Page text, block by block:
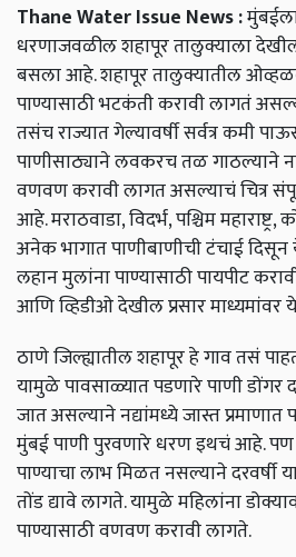
Thane Water Issue News :
धरणाजवळील शहापूर तालुक्याला
बसला आहे. शहापूर तालुक्यातील
पाण्यासाठी भटकंती करावी लागतं
तसंच राज्यात गेल्यावर्षी सर्वत्र कमी
पाणीसाठ्याने लवकरच तळ गाठल्याने
वणवण करावी लागत असल्याचं चित्र
आहे. मराठवाडा, विदर्भ, पश्चिम
अनेक भागात पाणीबाणीची टंचाई
लहान मुलांना पाण्यासाठी पायपीट
आणि व्हिडीओ देखील प्रसार
ठाणे जिल्ह्यातील शहापूर हे गाव तसं
यामुळे पावसाळ्यात पडणारे पाणी डोंगर
जात असल्याने नद्यांमध्ये जास्त प्रमाणात
मुंबई पाणी पुरवणारे धरण इथचं आहे. पण
पाण्याचा लाभ मिळत नसल्याने दरवर्षी
तोंड द्यावे लागते. यामुळे महिलांना
पाण्यासाठी वणवण करावी लागते.